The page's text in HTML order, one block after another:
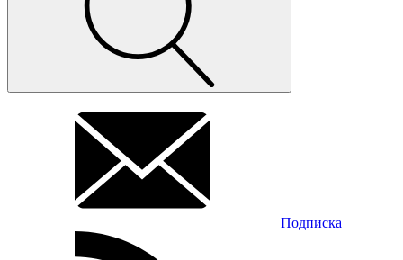
Подписка